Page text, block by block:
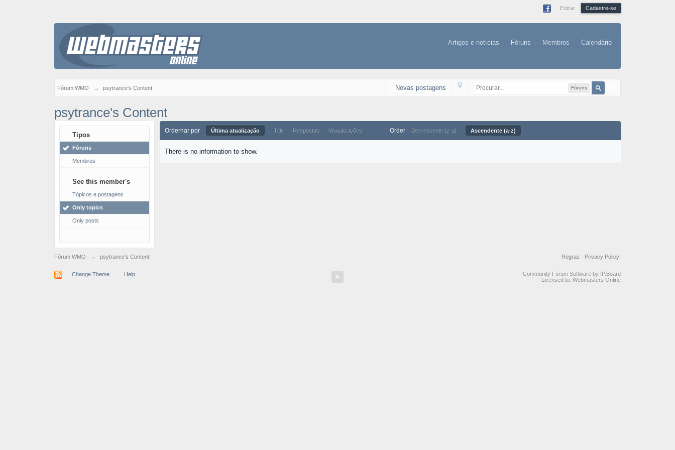
Entrar Cadastre-se
Artigos e notícias Fóruns Membros Calendário
Fórum WMO → psytrance's Content Fóruns
Novas postagens
psytrance's Content
Tipos
Fóruns
Membros
See this member's
Tópicos e postagens
Only topics
Only posts
Ordernar por Última atualização Title Respostas Visualizações Order Decrescente (z-a) Ascendente (a-z)
There is no information to show.
Fórum WMO → psytrance's Content Privacy Policy
Regras ·
Change Theme Help
Community Forum Software by IP.Board
Licensed to: Webmasters Online